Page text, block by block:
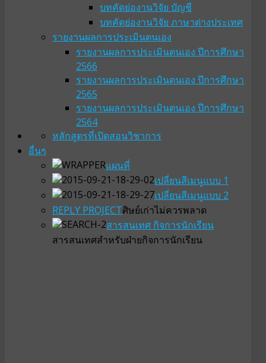
บทคัดย่องานวิจัย บัญชี
บทคัดย่องานวิจัย ภาษาต่างประเทศ
รายงานผลการประเมินตนเอง
รายงานผลการประเมินตนเอง ปีการศึกษา
2566
รายงานผลการประเมินตนเอง ปีการศึกษา
2565
รายงานผลการประเมินตนเอง ปีการศึกษา
2564
วิชาการ
หลักสูตรที่เปิดสอน
อื่นๆ
แผนที่
เปลี่ยนสีเมนูแบบ 1
เปลี่ยนสีเมนูแบบ 2
REPLY PROJECTศิษย์เก่าไม่ควรพลาด
สารสนเทศ กิจการนักเรียน
สารสนเทศสำหรับฝ่ายกิจการนักเรียน